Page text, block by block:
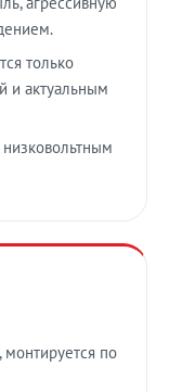
только
и актуальным
по